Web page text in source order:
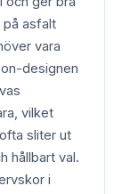
på asfalt
vara
designen
vilket
sliter ut
hållbart val.
i